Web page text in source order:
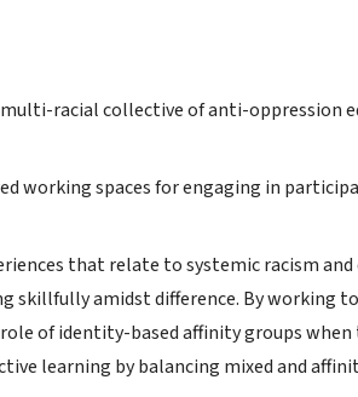
racial collective of anti-oppression
working spaces for engaging in
that relate to systemic racism
skillfully amidst difference. By working
of identity-based affinity groups
learning by balancing mixed and